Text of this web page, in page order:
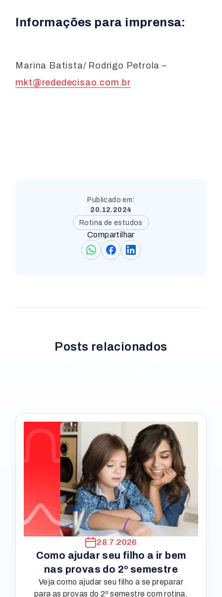
Informações para imprensa:
Marina Batista/ Rodrigo Petrola –
mkt@rededecisao.com.br
Publicado em:
20.12.2024
Rotina de estudos
Compartilhar
Posts relacionados
28.7.2026
Como ajudar seu filho a ir bem
nas provas do 2º semestre
Veja como ajudar seu filho a se preparar
para as provas do 2º semestre com rotina,